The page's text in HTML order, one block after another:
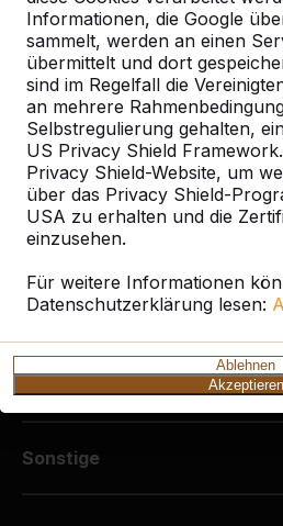
Informationen, die Google
sammelt, werden an einen
übermittelt und dort
sind im Regelfall die
an mehrere
Selbstregulierung gehalten,
US Privacy Shield
Privacy Shield-Website, um
über das Privacy Shield-
USA zu erhalten und die
einzusehen.
Für weitere Informationen
Datenschutzerklärung lesen:
Ablehnen
Akzeptieren
HeBlad Deutschland
Diekerstraße 97
42781 Haan
Deutschland
+49 212 934 77 25
info@HeBlad.de
Kundenservice
Sonstige